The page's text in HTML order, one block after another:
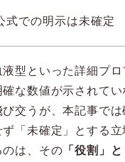
式での明示は未確定
型といった詳細プロ
な数値が示されてい
交うが、本記事では
「未確定」とする立
のは、その 「役割」